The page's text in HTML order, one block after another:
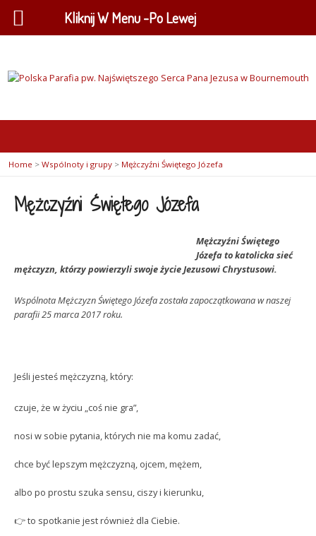
Home > Wspólnoty i grupy > Mężczyźni Świętego Józefa
Mężczyźni Świętego Józefa
Mężczyźni Świętego
Józefa to katolicka sieć
mężczyzn, którzy powierzyli swoje życie Jezusowi Chrystusowi.
Wspólnota Mężczyzn Świętego Józefa została zapoczątkowana w naszej
parafii 25 marca 2017 roku.
Jeśli jesteś mężczyzną, który:
czuje, że w życiu „coś nie gra”,
nosi w sobie pytania, których nie ma komu zadać,
chce być lepszym mężczyzną, ojcem, mężem,
albo po prostu szuka sensu, ciszy i kierunku,
👉 to spotkanie jest również dla Ciebie.
Kliknij W Menu -Po Lewej